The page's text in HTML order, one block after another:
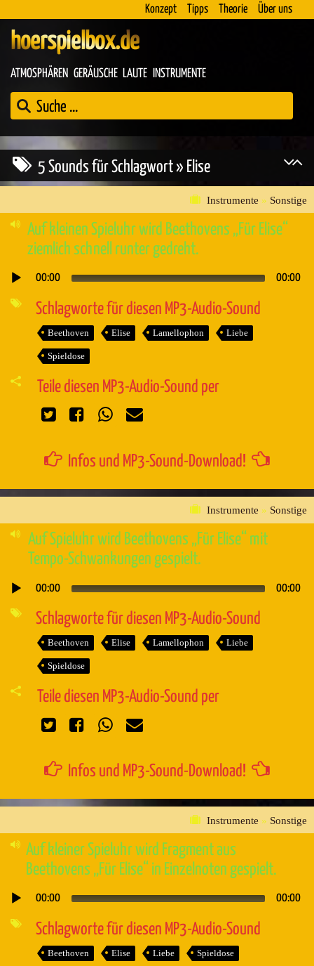
Konzept Tipps Theorie Über uns
hoerspielbox.de
ATMOSPHÄREN GERÄUSCHE LAUTE INSTRUMENTE
5 Sounds für Schlagwort » Elise
Instrumente » Sonstige
Auf kleinen Spieluhr wird Beethovens „Für Elise“
ziemlich schnell runter gedreht.
Audio-
00:00 00:00
Schlagworte für diesen MP3-Audio-Sound
Beethoven Elise Lamellophon Liebe
Spieldose
Teile diesen MP3-Audio-Sound per
Infos und MP3-Sound-Download!
Instrumente » Sonstige
Auf Spieluhr wird Beethovens „Für Elise“ mit
Tempo-Schwankungen gespielt.
Audio-
00:00 00:00
Schlagworte für diesen MP3-Audio-Sound
Beethoven Elise Lamellophon Liebe
Spieldose
Teile diesen MP3-Audio-Sound per
Infos und MP3-Sound-Download!
Instrumente » Sonstige
Auf kleiner Spieluhr wird Fragment aus
Beethovens „Für Elise“ in Einzelnoten gespielt.
Audio-
00:00 00:00
Schlagworte für diesen MP3-Audio-Sound
Beethoven Elise Liebe Spieldose